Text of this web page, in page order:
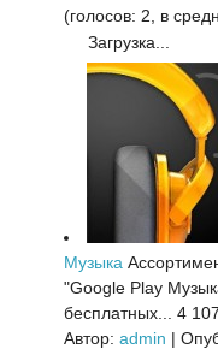
(голосов: 2, в
Загрузка...
Музыка
"Google Play
бесплатных...
4
Автор: admin |